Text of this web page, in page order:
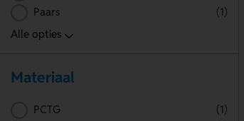
Paars
(1)
Materiaal
PCTG
(1)